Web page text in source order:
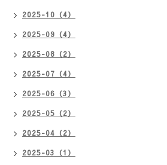
2025-10（4）
2025-09（4）
2025-08（2）
2025-07（4）
2025-06（3）
2025-05（2）
2025-04（2）
2025-03（1）